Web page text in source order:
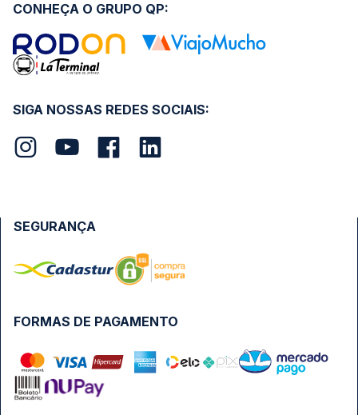
SIGA NOSSAS REDES SOCIAIS:
CONHEÇA O GRUPO QP:
FORMAS DE PAGAMENTO
SEGURANÇA